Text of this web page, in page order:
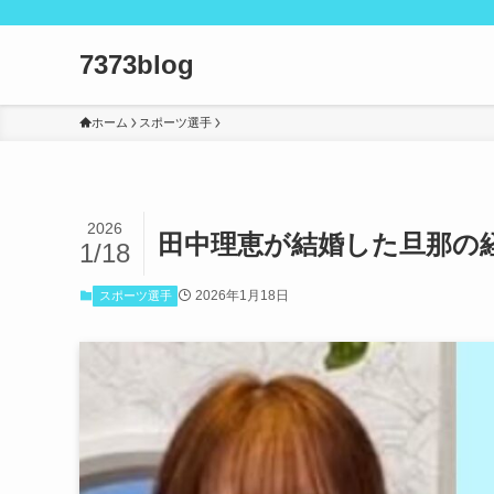
7373blog
ホーム スポーツ選手
田中理恵が結婚した旦那
2026
1/18
スポーツ選手 2026年1月18日